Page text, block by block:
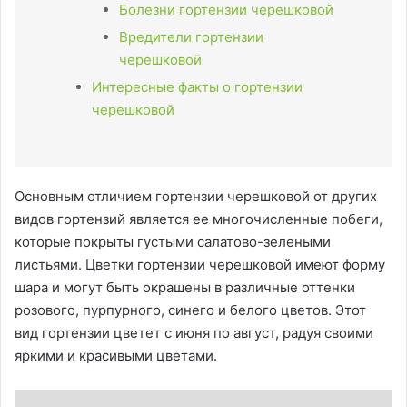
Болезни гортензии черешковой
Вредители гортензии
черешковой
Интересные факты о гортензии
черешковой
Основным отличием гортензии черешковой от других
видов гортензий является ее многочисленные побеги,
которые покрыты густыми салатово-зелеными
листьями. Цветки гортензии черешковой имеют форму
шара и могут быть окрашены в различные оттенки
розового, пурпурного, синего и белого цветов. Этот
вид гортензии цветет с июня по август, радуя своими
яркими и красивыми цветами.